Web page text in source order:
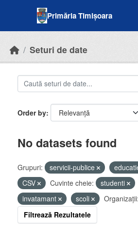
Primăria Timișoara
Seturi de date
Order by
No datasets found
Grupuri: servicii-publice
CSV
Cuvinte cheie: studenti
invatamant
scoli Organizații:
Filtrează Rezultatele